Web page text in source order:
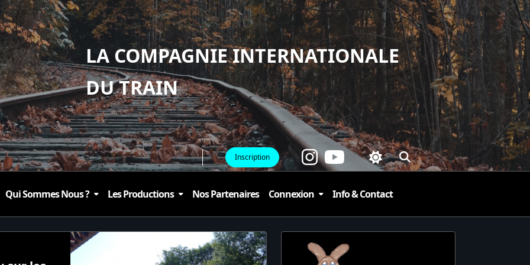
LA COMPAGNIE INTERNATIONALE
DU TRAIN
Inscription
Qui Sommes Nous ? Les Productions Nos Partenaires Connexion Info & Contact